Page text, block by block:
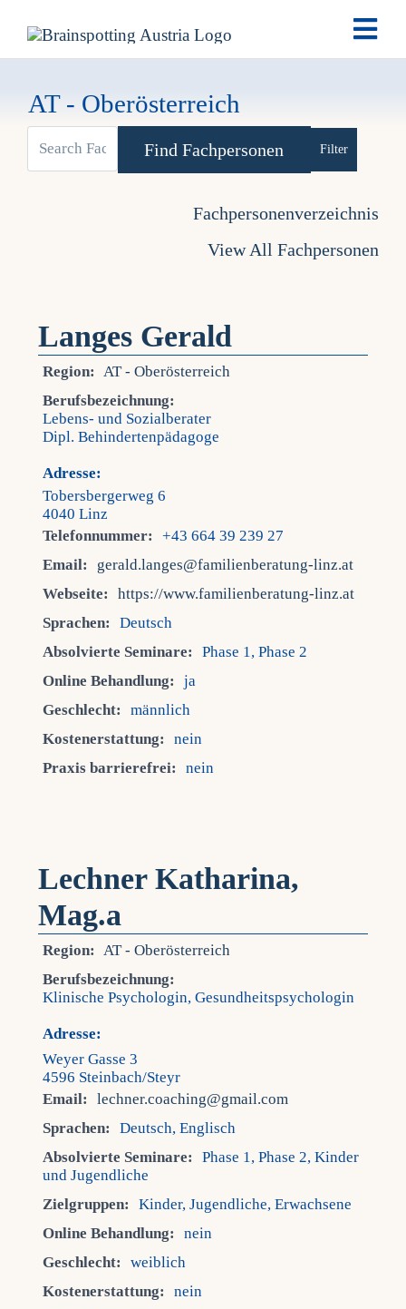
AT - Oberösterreich
Fachpersonenverzeichnis
View All Fachpersonen
Langes Gerald
Region: AT - Oberösterreich
Berufsbezeichnung:
Lebens- und Sozialberater
Dipl. Behindertenpädagoge
Adresse:
Tobersbergerweg 6
4040 Linz
Telefonnummer:
+43 664 39 239 27
Email:
gerald.langes@familienberatung-linz.at
Webseite:
https://www.familienberatung-linz.at
Sprachen:
Deutsch
Absolvierte Seminare:
Phase 1, Phase 2
Online Behandlung:
ja
Geschlecht:
männlich
Kostenerstattung:
nein
Praxis barrierefrei:
nein
Lechner Katharina,
Mag.a
Region: AT - Oberösterreich
Berufsbezeichnung:
Klinische Psychologin, Gesundheitspsychologin
Adresse:
Weyer Gasse 3
4596 Steinbach/Steyr
Email:
lechner.coaching@gmail.com
Sprachen:
Deutsch, Englisch
Absolvierte Seminare:
Phase 1, Phase 2, Kinder
und Jugendliche
Zielgruppen:
Kinder, Jugendliche, Erwachsene
Online Behandlung:
nein
Geschlecht:
weiblich
Kostenerstattung:
nein